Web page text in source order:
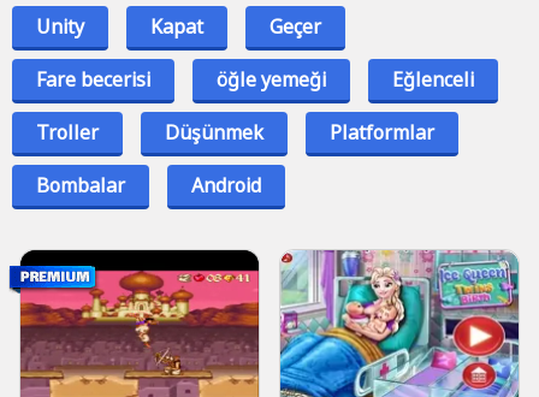
Unity Kapat
Geçer
Fare becerisi
öğle yemeği
Eğlenceli
Troller
Düşünmek
Platformlar
Bombalar
Android